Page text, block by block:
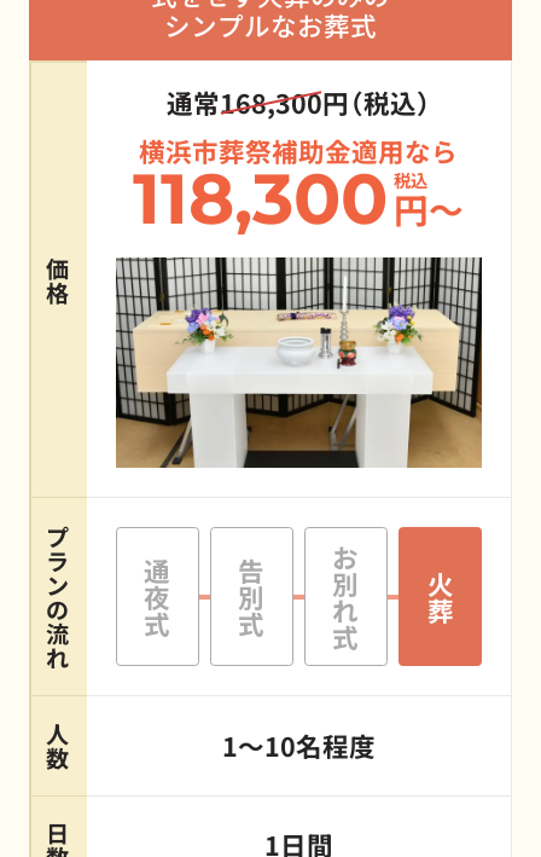
シンプルなお葬式
価
格
通常168,300円（税込）
横浜市葬祭補助金適用なら
118,300 円～
税込
プ
ラ
ン
の
流
れ
通
夜
式
告
別
式
お
別
れ
式
火
葬
人
数 1～10名程度
日 1日間